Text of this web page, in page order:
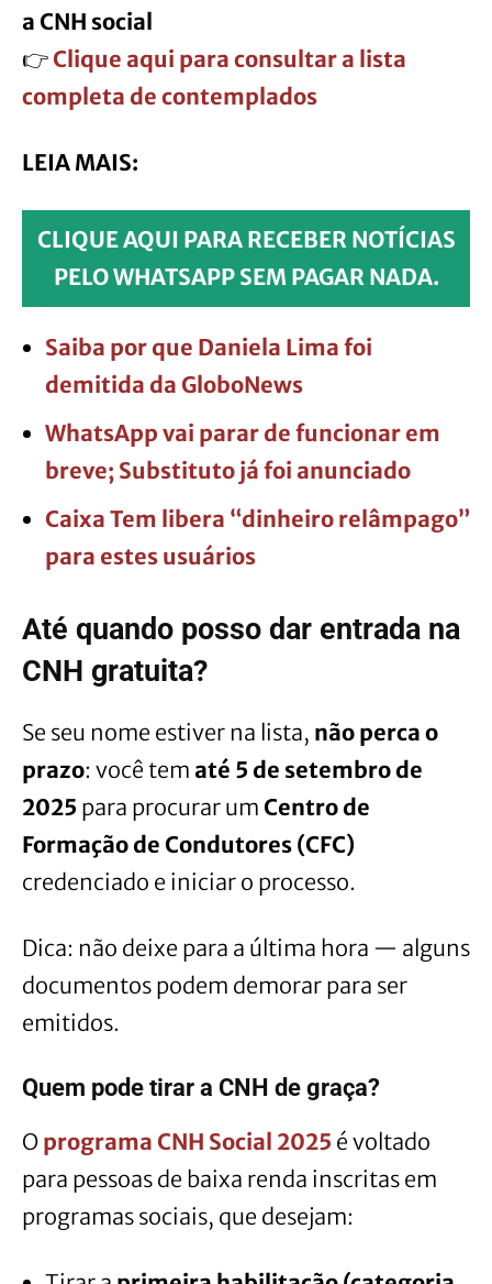
a CNH social
👉 Clique aqui para consultar a lista
completa de contemplados
LEIA MAIS:
CLIQUE AQUI PARA RECEBER NOTÍCIAS
PELO WHATSAPP SEM PAGAR NADA.
Saiba por que Daniela Lima foi
demitida da GloboNews
WhatsApp vai parar de funcionar em
breve; Substituto já foi anunciado
Caixa Tem libera “dinheiro relâmpago”
para estes usuários
Até quando posso dar entrada na
CNH gratuita?
Se seu nome estiver na lista, não perca o
prazo: você tem até 5 de setembro de
2025 para procurar um Centro de
Formação de Condutores (CFC)
credenciado e iniciar o processo.
Dica: não deixe para a última hora — alguns
documentos podem demorar para ser
emitidos.
Quem pode tirar a CNH de graça?
O programa CNH Social 2025 é voltado
para pessoas de baixa renda inscritas em
programas sociais, que desejam: